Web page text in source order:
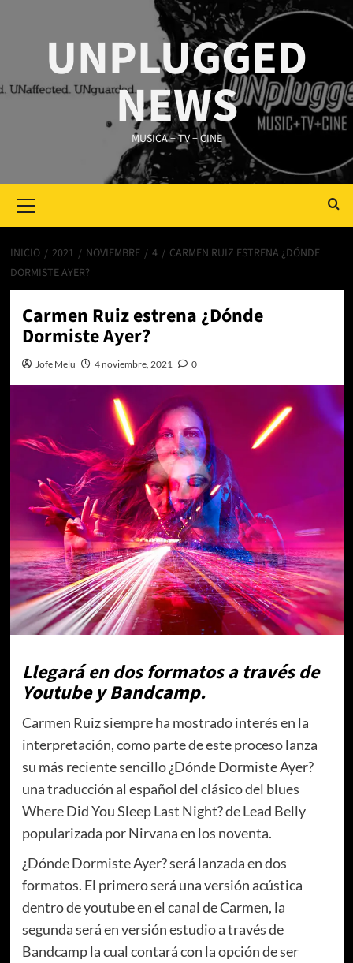
UNPLUGGED
NEWS
MUSICA + TV + CINE
Menu
INICIO 2021 NOVIEMBRE 4
CARMEN RUIZ ESTRENA ¿DÓNDE
DORMISTE AYER?
Carmen Ruiz estrena ¿Dónde
Dormiste Ayer?
Jofe Melu 4 noviembre, 2021 0
Llegará en dos formatos a través de
Youtube y Bandcamp.
Carmen Ruiz siempre ha mostrado interés en la
interpretación, como parte de este proceso lanza
su más reciente sencillo ¿Dónde Dormiste Ayer?
una traducción al español del clásico del blues
Where Did You Sleep Last Night? de Lead Belly
popularizada por Nirvana en los noventa.
¿Dónde Dormiste Ayer? será lanzada en dos
formatos. El primero será una versión acústica
dentro de youtube en el canal de Carmen, la
segunda será en versión estudio a través de
Bandcamp la cual contará con la opción de ser